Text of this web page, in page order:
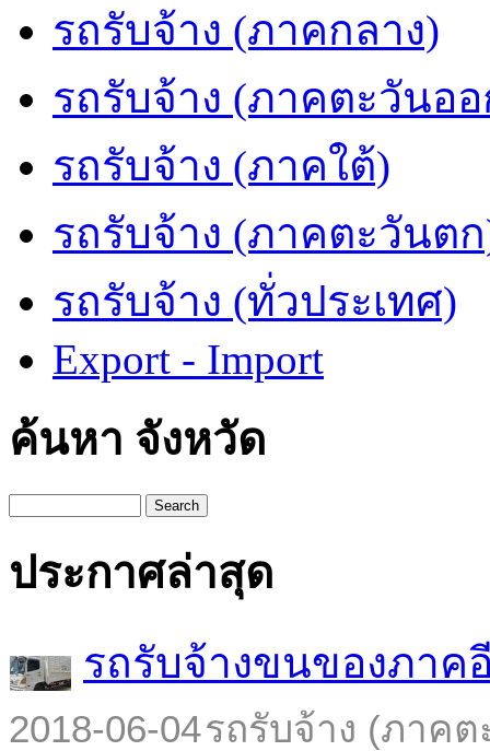
รถรับจ้าง (ภาคกลาง)
รถรับจ้าง (ภาคตะวันอ
รถรับจ้าง (ภาคใต้)
รถรับจ้าง (ภาคตะวันต
รถรับจ้าง (ทั่วประเทศ)
Export - Import
ค้นหา จังหวัด
Search
ประกาศล่าสุด
รถรับจ้างขนของภาค
2018-06-04รถรับจ้าง (ภาคต